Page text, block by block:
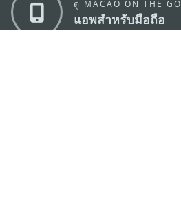
ดู MACAO ON THE GO
แอพสำหรับมือถือ